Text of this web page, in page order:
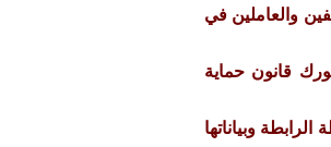
والعاملين في
قانون حماية
وبياناتها